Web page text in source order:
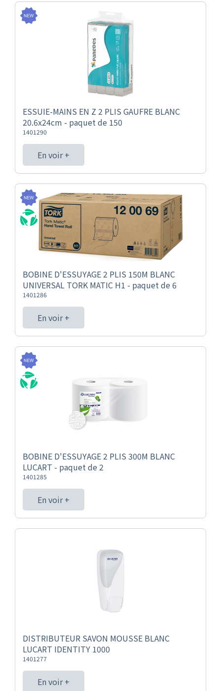
ESSUIE-MAINS EN Z 2 PLIS GAUFRE BLANC
20.6x24cm - paquet de 150
1401290
En voir +
BOBINE D'ESSUYAGE 2 PLIS 150M BLANC
UNIVERSAL TORK MATIC H1 - paquet de 6
1401286
En voir +
BOBINE D'ESSUYAGE 2 PLIS 300M BLANC
LUCART - paquet de 2
1401285
En voir +
DISTRIBUTEUR SAVON MOUSSE BLANC
LUCART IDENTITY 1000
1401277
En voir +